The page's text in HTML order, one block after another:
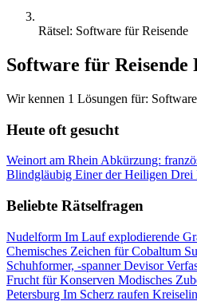
Rätsel: Software für Reisende
Software für Reisende
Wir kennen 1 Lösungen für:
Heute oft gesucht
Weinort am Rhein Abkürzung:
Blindgläubig Einer der Heiligen Drei
Beliebte Rätselfragen
Nudelform Im Lauf explodierende
Chemisches Zeichen für Cobaltum
Schuhformer, -spannerDevisor
Frucht für Konserven Modisches
Petersburg Im Scherz raufen